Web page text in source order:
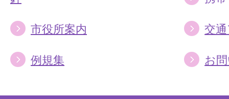
市役所案内 交
例規集 お